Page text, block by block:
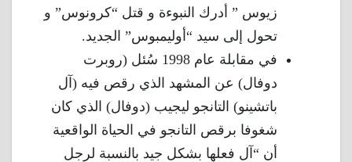
زيوس ” أدرك النبوءة و قتل “كرونوس” و
تحول إلى سيد “أوليمبوس” الجديد.
في مقابلة عام 1998 سُئل (روبرت
دوفال) عن المشهد الذي رقص فيه (آل
باتشينو) التانجو ليجيب (دوفال) الذي كان
شغوفا برقص التانجو في الحياة الواقعية
أن “آل فعلها بشكل جيد بالنسبة لرجل